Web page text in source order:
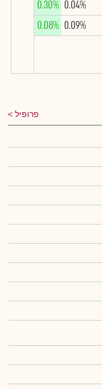
0.04%
0.30%
0.09%
0.08%
פרופיל